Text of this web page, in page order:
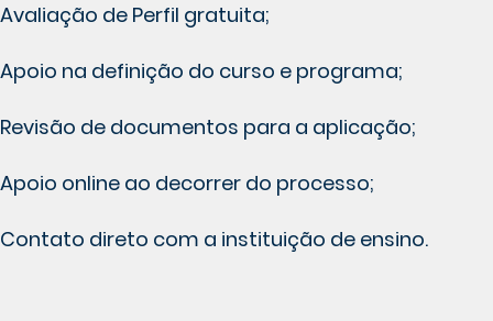
Avaliação de Perfil gratuita;
Apoio na definição do curso e programa;
Revisão de documentos para a aplicação;
Apoio online ao decorrer do processo;
Contato direto com a instituição de ensino.